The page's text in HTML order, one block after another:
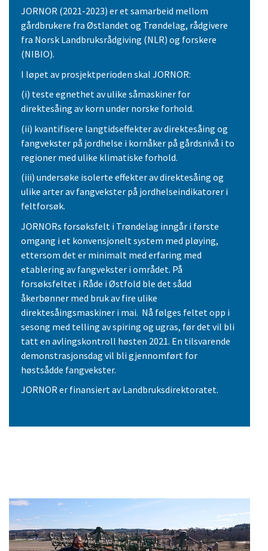
JORNOR (2021-2023) er et samarbeid mellom
gårdbrukere fra Østlandet og Trøndelag, rådgivere
fra Norsk Landbruksrådgiving (NLR) og forskere
(NIBIO).
I løpet av prosjektperioden skal JORNOR:
(i) teste egnethet av ulike såmaskiner for
direktesåing av korn under norske forhold.
(ii) kvantifisere langtidseffekter av direktesåing og
fangvekster på jordhelse i kornåker på gårdsnivå i to
regioner med ulike klimatiske forhold.
(iii) undersøke isolerte effekter av direktesåing og
ulike arter av fangvekster på jordhelseindikatorer i
feltforsøk.
JORNORs forsøksfelt i Trøndelag inngår i første
omgang i et konvensjonelt system med pløying,
ettersom det er minimalt med erfaring med
etablering av fangvekster i området. På
forsøksfeltet i Råde i Østfold ble det sådd
åkerbønner med bruk av fire ulike
direktesåingsmaskiner i mai. Nå følges feltet opp i
sesong med telling av spiring og ugras, før det vil bli
tatt en avlingskontroll høsten 2021. En tilsvarende
demonstrasjonsdag vil bli gjennomført for
høstsådde fangvekster.
JORNOR er finansiert av Landbruksdirektoratet.